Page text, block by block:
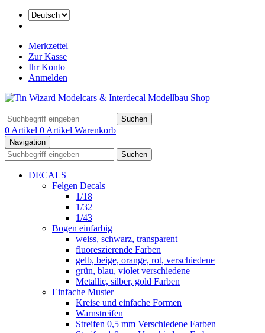
Merkzettel
Zur Kasse
Ihr Konto
Anmelden
Suchen
0 Artikel 0 Artikel Warenkorb
Navigation
Suchen
DECALS
Felgen Decals
1/18
1/32
1/43
Bogen einfarbig
weiss, schwarz, transparent
fluoreszierende Farben
gelb, beige, orange, rot, verschiedene
grün, blau, violet verschiedene
Metallic, silber, gold Farben
Einfache Muster
Kreise und einfache Formen
Warnstreifen
Streifen 0,5 mm Verschiedene Farben